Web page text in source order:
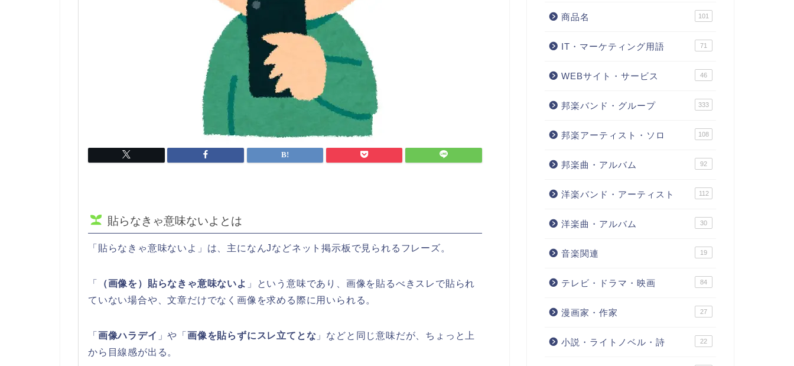
貼らなきゃ意味ないよとは
「貼らなきゃ意味ないよ」は、主になんJなどネット掲示板で見られるフレーズ。
「 （画像を）貼らなきゃ意味ないよ 」という意味であり、画像を貼るべきスレで貼られ
ていない場合や、文章だけでなく画像を求める際に用いられる。
「 画像ハラデイ 」や「画像を貼らずにスレ立てとな 」などと同じ意味だが、ちょっと上
から目線感が出る。
商品名 101
IT・マーケティング用語 71
WEBサイト・サービス 46
邦楽バンド・グループ 333
邦楽アーティスト・ソロ 108
邦楽曲・アルバム 92
洋楽バンド・アーティスト 112
洋楽曲・アルバム 30
音楽関連 19
テレビ・ドラマ・映画 84
漫画家・作家 27
小説・ライトノベル・詩 22